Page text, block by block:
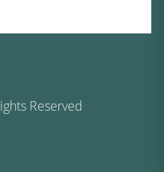
Reserved